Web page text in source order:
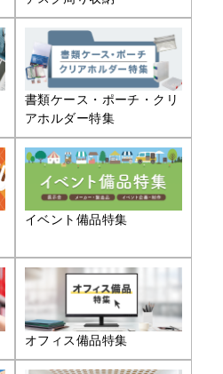
書類ケース・ポーチ・クリ
アホルダー特集
イベント備品特集
オフィス備品特集